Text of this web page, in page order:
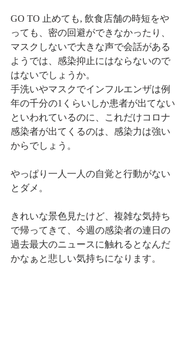
GO TO 止めても, 飲食店舗の時短をや
っても、密の回避ができなかったり、
マスクしないで大きな声で会話がある
ようでは、感染抑止にはならないので
はないでしょうか。
手洗いやマスクでインフルエンザは例
年の千分の1くらいしか患者が出てない
といわれているのに、これだけコロナ
感染者が出てくるのは、感染力は強い
からでしょう。
やっぱり一人一人の自覚と行動がない
とダメ。
きれいな景色見たけど、複雑な気持ち
で帰ってきて、今週の感染者の連日の
過去最大のニュースに触れるとなんだ
かなぁと悲しい気持ちになります。